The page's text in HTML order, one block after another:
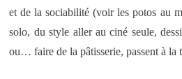
et de la sociabilité (voir les potos au
solo, du style aller au ciné seule,
ou… faire de la pâtisserie, passent à la